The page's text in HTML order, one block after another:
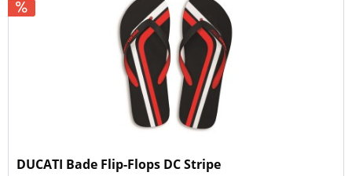
DUCATI Bade Flip-Flops DC Stripe